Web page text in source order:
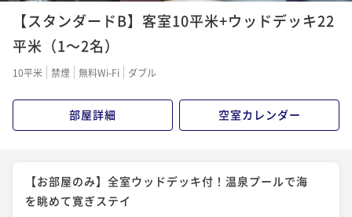
【スタンダードB】客室10平米+ウッドデッキ22
平米（1～2名）
10平米 禁煙 無料Wi-Fi ダブル
部屋詳細 空室カレンダー
【お部屋のみ】全室ウッドデッキ付！温泉プールで海
を眺めて寛ぎステイ